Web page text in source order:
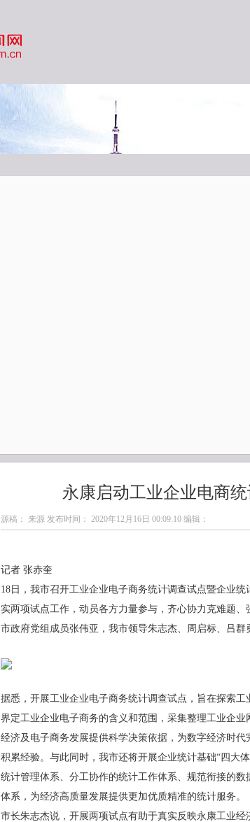
永康启动工业企业电商
源稿： 来源 发布时间： 2020年12月16日 00:09:10 编辑：
记者 张赤奎
18日，我市召开工业企业电子商务统计调查试点暨企业
实两项试点工作，动员各方力量参与，齐心协力克难题、
市政府党组成员张伟亚，我市领导朱志杰、周启标、吕群
据悉，开展工业企业电子商务统计调查试点，旨在探索
界定工业企业电子商务的含义和范围，采集整理工业企
经济及电子商务发展提供科学决策依据，为数字经济时代
积累经验。与此同时，我市还将开展企业统计基础“四大
统计管理体系、分工协作的统计工作体系、规范衔接的
体系，为经济高质量发展提供更加优质精准的统计服务。
市长朱志杰说，开展两项试点有助于真实反映永康工业